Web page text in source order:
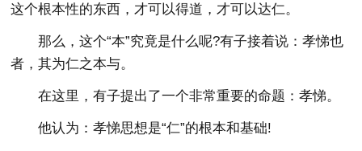
这个根本性的东西，才可以得道，才可以达仁。
那么，这个“本”究竟是什么呢?有子接着说：孝悌也
者，其为仁之本与。
在这里，有子提出了一个非常重要的命题：孝悌。
他认为：孝悌思想是“仁”的根本和基础!